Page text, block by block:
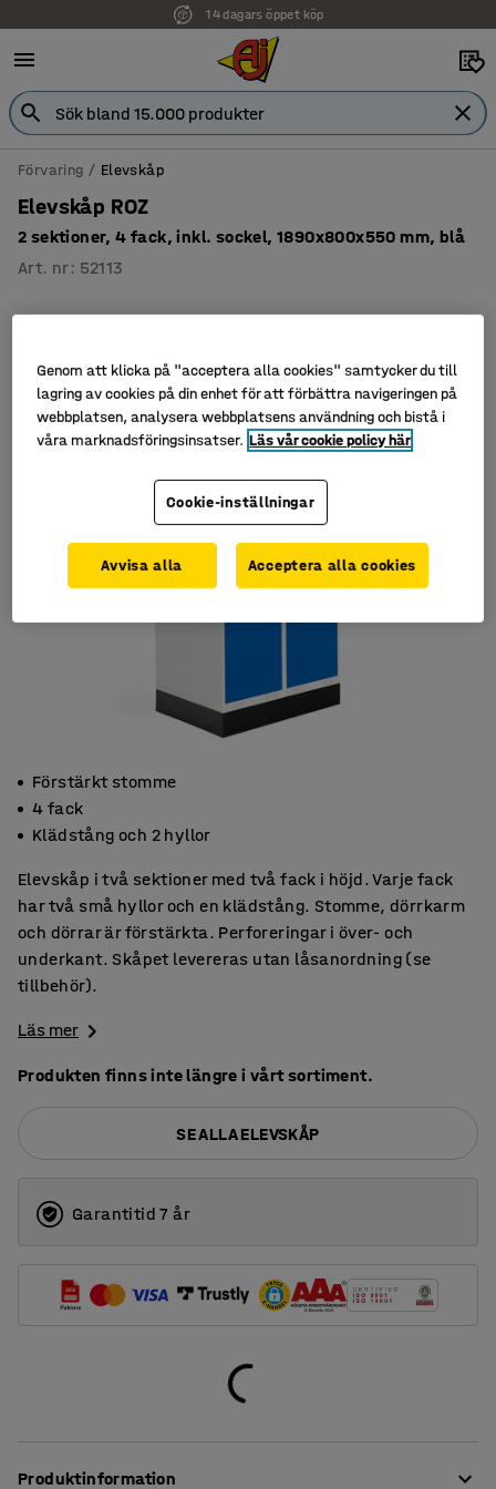
14 dagars öppet köp
Förvaring Elevskåp
Elevskåp ROZ
2 sektioner, 4 fack, inkl. sockel, 1890x800x550 mm, blå
Art. nr: 52113
Förstärkt stomme
4 fack
Klädstång och 2 hyllor
Elevskåp i två sektioner med två fack i höjd. Varje fack
har två små hyllor och en klädstång. Stomme, dörrkarm
och dörrar är förstärkta. Perforeringar i över- och
underkant. Skåpet levereras utan låsanordning (se
tillbehör).
Läs mer
Produkten finns inte längre i vårt sortiment.
SE ALLA ELEVSKÅP
Garantitid 7 år
Produktinformation
Genom att klicka på "acceptera alla cookies" samtycker du till
lagring av cookies på din enhet för att förbättra navigeringen på
webbplatsen, analysera webbplatsens användning och bistå i
våra marknadsföringsinsatser. Läs vår cookie policy här
Cookie-inställningar
Avvisa alla Acceptera alla cookies